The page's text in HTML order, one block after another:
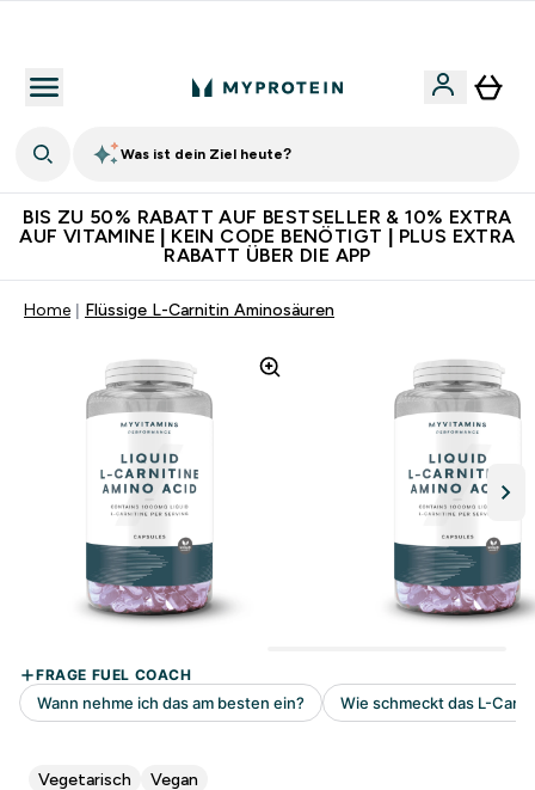
Was ist dein Ziel heute?
BIS ZU 50% RABATT AUF BESTSELLER & 10% EXTRA
AUF VITAMINE | KEIN CODE BENÖTIGT | PLUS EXTRA
RABATT ÜBER DIE APP
Home Flüssige L-Carnitin Aminosäuren
Vegetarisch Vegan